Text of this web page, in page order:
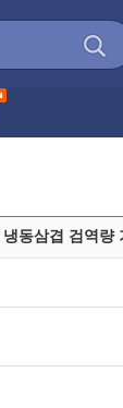
동삼겹 검역량